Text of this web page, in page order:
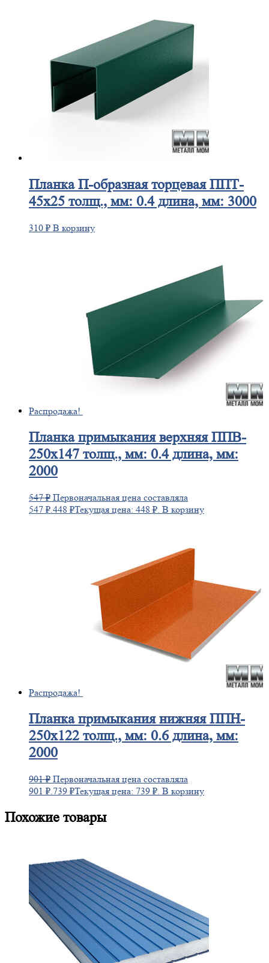
ПланкаП-образная торцевая ППТ-
45х25 толщ., мм: 0.4 длина, мм: 3000
310 ₽ В корзину
Распродажа!
Планкапримыкания верхняя ППВ-
250х147 толщ., мм: 0.4 длина, мм:
2000
547₽ Первоначальная цена составляла
547 ₽. 448 ₽Текущая цена: 448 ₽. В корзину
Распродажа!
Планкапримыкания нижняя ППН-
250х122 толщ., мм: 0.6 длина, мм:
2000
901₽ Первоначальная цена составляла
901 ₽. 739 ₽Текущая цена: 739 ₽. В корзину
Похожие товары